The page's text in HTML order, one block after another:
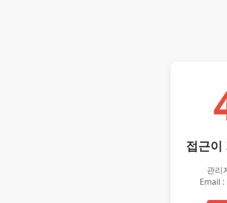
접근이
관리
Email